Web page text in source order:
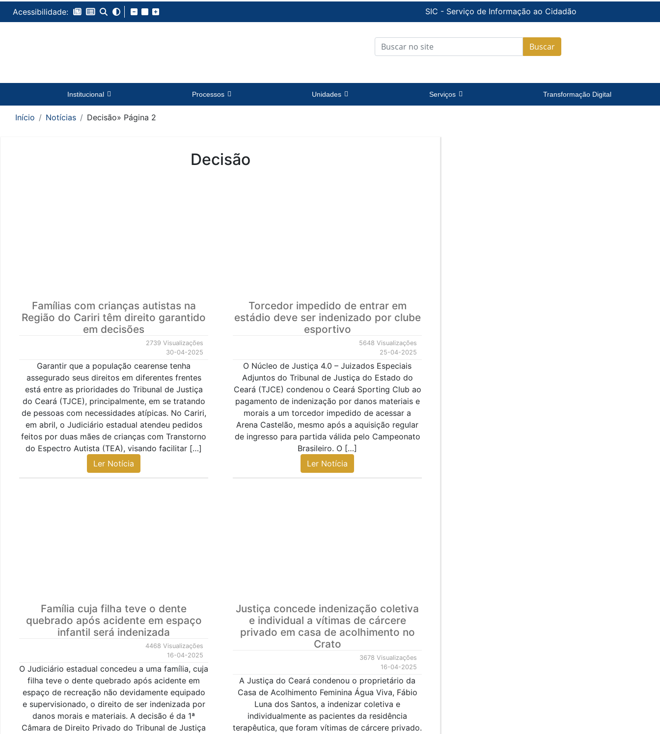
Acessibilidade: SIC - Serviço de Informação ao Cidadão
Buscar
Institucional Processos Unidades Serviços Transformação Digital
Início Notícias Decisão» Página 2
Decisão
Famílias com crianças autistas na
Região do Cariri têm direito garantido
em decisões
2739 Visualizações
30-04-2025
Garantir que a população cearense tenha
assegurado seus direitos em diferentes frentes
está entre as prioridades do Tribunal de Justiça
do Ceará (TJCE), principalmente, em se tratando
de pessoas com necessidades atípicas. No Cariri,
em abril, o Judiciário estadual atendeu pedidos
feitos por duas mães de crianças com Transtorno
do Espectro Autista (TEA), visando facilitar […]
Ler Notícia
Torcedor impedido de entrar em
estádio deve ser indenizado por clube
esportivo
5648 Visualizações
25-04-2025
O Núcleo de Justiça 4.0 – Juizados Especiais
Adjuntos do Tribunal de Justiça do Estado do
Ceará (TJCE) condenou o Ceará Sporting Club ao
pagamento de indenização por danos materiais e
morais a um torcedor impedido de acessar a
Arena Castelão, mesmo após a aquisição regular
de ingresso para partida válida pelo Campeonato
Brasileiro. O […]
Ler Notícia
Família cuja filha teve o dente
quebrado após acidente em espaço
infantil será indenizada
4468 Visualizações
16-04-2025
O Judiciário estadual concedeu a uma família, cuja
filha teve o dente quebrado após acidente em
espaço de recreação não devidamente equipado
e supervisionado, o direito de ser indenizada por
danos morais e materiais. A decisão é da 1ª
Câmara de Direito Privado do Tribunal de Justiça
Justiça concede indenização coletiva
e individual a vítimas de cárcere
privado em casa de acolhimento no
Crato
3678 Visualizações
16-04-2025
A Justiça do Ceará condenou o proprietário da
Casa de Acolhimento Feminina Água Viva, Fábio
Luna dos Santos, a indenizar coletiva e
individualmente as pacientes da residência
terapêutica, que foram vítimas de cárcere privado.